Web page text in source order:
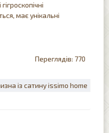
має унікальні
770
із сатину issimo home